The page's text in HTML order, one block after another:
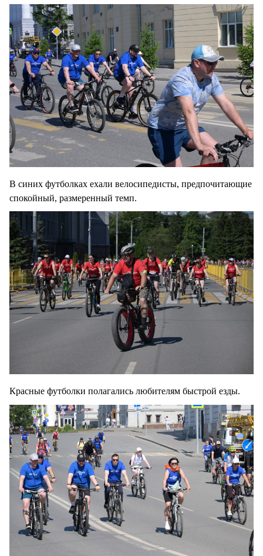
В синих футболках ехали велосипедисты, предпочитающие
спокойный, размеренный темп.
Красные футболки полагались любителям быстрой езды.